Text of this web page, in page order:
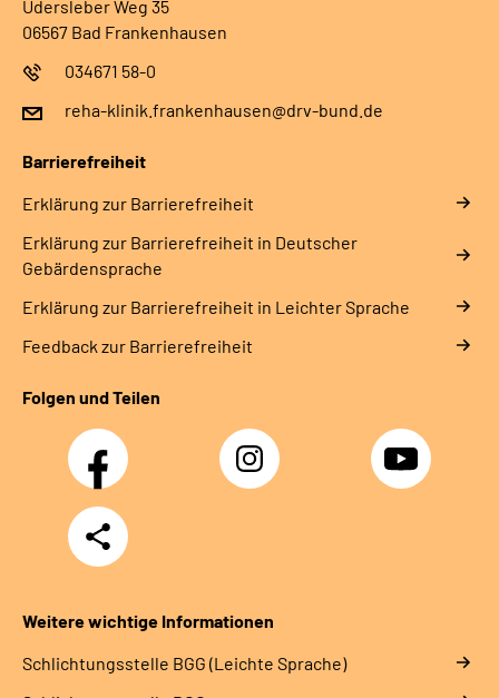
Udersleber Weg 35
06567 Bad Frankenhausen
034671 58-0
reha-klinik.frankenhausen@drv-bund.de
Barrierefreiheit
Erklärung zur Barrierefreiheit
Erklärung zur Barrierefreiheit in Deutscher
Gebärdensprache
Erklärung zur Barrierefreiheit in Leichter Sprache
Feedback zur Barrierefreiheit
Folgen und Teilen
Facebook Instagram YouTube
Teilen
Weitere wichtige Informationen
Schlich­tungs­stel­le BGG (Leichte Sprache)